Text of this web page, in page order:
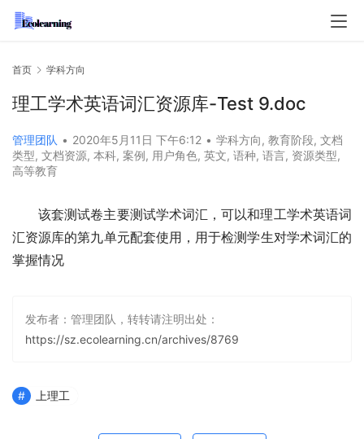
首页 学科方向
理工学术英语词汇资源库-Test 9.doc
管理团队 • 2020年5月11日 下午6:12 • 学科方向, 教育阶段, 文档
类型, 文档资源, 本科, 案例, 用户角色, 英文, 语种, 语言, 资源类型,
高等教育
该套测试卷主要测试学术词汇，可以和理工学术英语词
汇资源库的第九单元配套使用，用于检测学生对学术词汇的
掌握情况
发布者：管理团队，转转请注明出处：
https://sz.ecolearning.cn/archives/8769
上理工